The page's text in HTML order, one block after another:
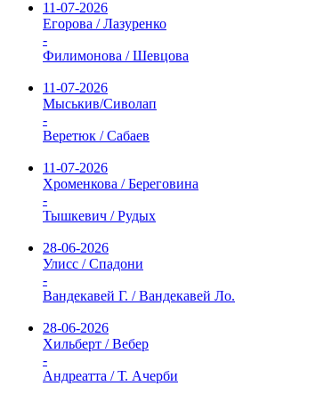
11-07-2026
Егорова / Лазуренко
-
Филимонова / Шевцова
11-07-2026
Мыськив/Сиволап
-
Веретюк / Сабаев
11-07-2026
Хроменкова / Береговина
-
Тышкевич / Рудых
28-06-2026
Улисс / Спадони
-
Вандекавей Г. / Вандекавей Ло.
28-06-2026
Хильберт / Вебер
-
Андреатта / Т. Ачерби